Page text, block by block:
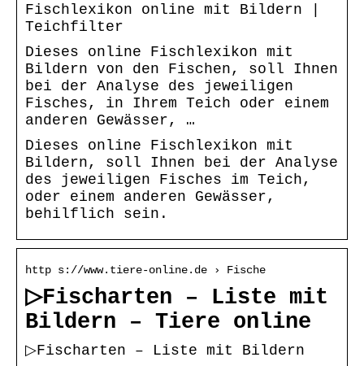
Fischlexikon online mit Bildern |
Teichfilter
Dieses online Fischlexikon mit
Bildern von den Fischen, soll Ihnen
bei der Analyse des jeweiligen
Fisches, in Ihrem Teich oder einem
anderen Gewässer, …
Dieses online Fischlexikon mit
Bildern, soll Ihnen bei der Analyse
des jeweiligen Fisches im Teich,
oder einem anderen Gewässer,
behilflich sein.
http s://www.tiere-online.de › Fische
▷Fischarten – Liste mit
Bildern – Tiere online
▷Fischarten – Liste mit Bildern